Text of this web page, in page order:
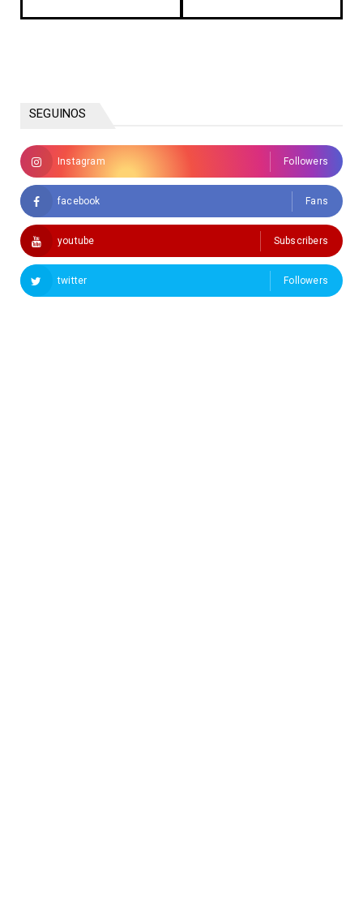
SEGUINOS
Instagram Followers
facebook Fans
youtube Subscribers
twitter Followers